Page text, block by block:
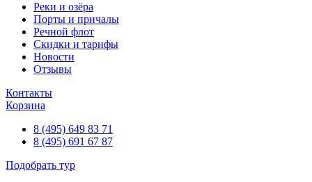
Реки и озёра
Порты и причалы
Речной флот
Скидки и тарифы
Новости
Отзывы
Контакты
Корзина
8 (495) 649 83 71
8 (495) 691 67 87
Подобрать тур